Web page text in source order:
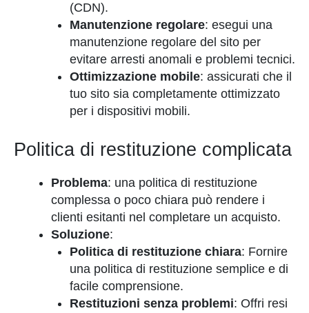
(CDN).
Manutenzione regolare: esegui una
manutenzione regolare del sito per
evitare arresti anomali e problemi tecnici.
Ottimizzazione mobile: assicurati che il
tuo sito sia completamente ottimizzato
per i dispositivi mobili.
Politica di restituzione complicata
Problema: una politica di restituzione
complessa o poco chiara può rendere i
clienti esitanti nel completare un acquisto.
Soluzione:
Politica di restituzione chiara: Fornire
una politica di restituzione semplice e di
facile comprensione.
Restituzioni senza problemi: Offri resi